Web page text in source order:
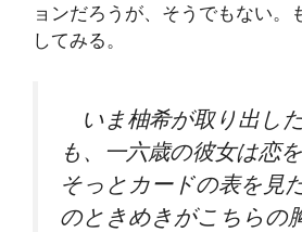
ョンだろうが、そうでもない。
してみる。
いま柚希が取り出し
も、一六歳の彼女は恋
そっとカードの表を見
のときめきがこちらの